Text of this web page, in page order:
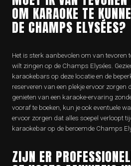
OM KARAOKE TE
DE CHAMPS ELYSÉES?
Het is sterk aanbevolen om van tevoren
wilt zingen op de Champs Elysées.
karaokebars op deze locatie en de
reserveren van een plekje ervoor
genieten van een karaoke-ervaring
vooraf te boeken, kun je ook eventuele
ervoor zorgen dat alles soepel verloopt
karaokebar op de beroemde Champs
ZIJN ER